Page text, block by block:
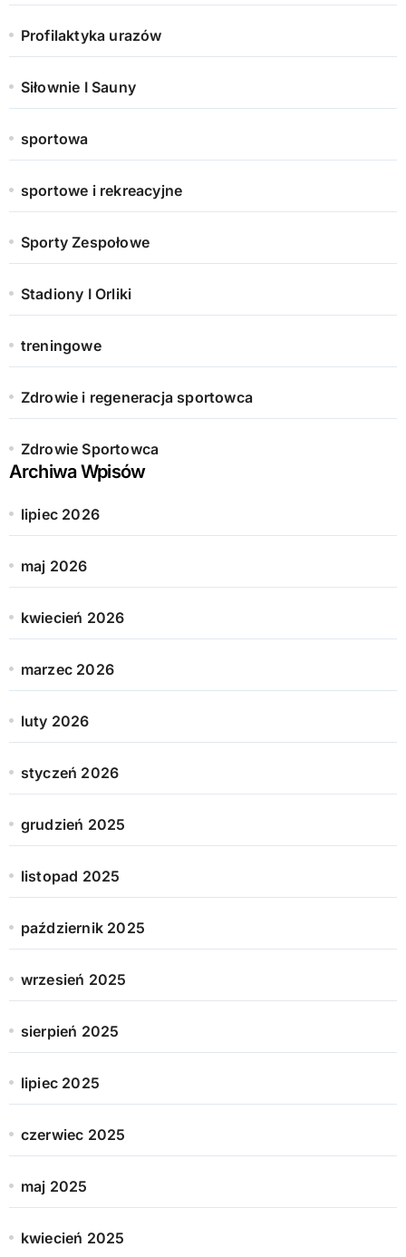
Profilaktyka urazów
Siłownie I Sauny
sportowa
sportowe i rekreacyjne
Sporty Zespołowe
Stadiony I Orliki
treningowe
Zdrowie i regeneracja sportowca
Zdrowie Sportowca
Archiwa Wpisów
lipiec 2026
maj 2026
kwiecień 2026
marzec 2026
luty 2026
styczeń 2026
grudzień 2025
listopad 2025
październik 2025
wrzesień 2025
sierpień 2025
lipiec 2025
czerwiec 2025
maj 2025
kwiecień 2025